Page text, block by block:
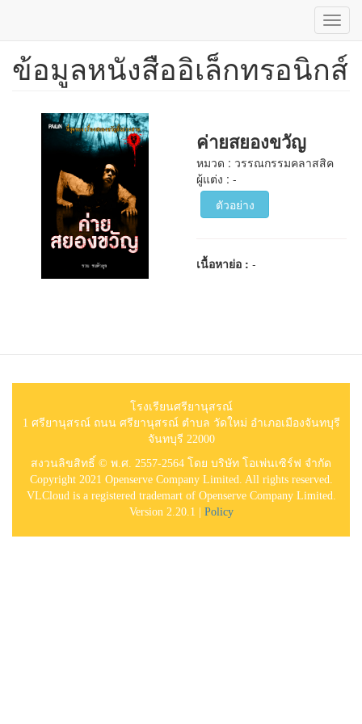
ข้าม
ข้อมูลหนังสืออิเล็กทรอนิกส์
ค่ายสยองขวัญ
หมวด : วรรณกรรมคลาสสิค
ผู้แต่ง : -
ตัวอย่าง
เนื้อหาย่อ :-
โรงเรียนศรียานุสรณ์
1 ศรียานุสรณ์ ถนน ศรียานุสรณ์ ตำบล วัดใหม่ อำเภอเมืองจันทบุรี
จันทบุรี 22000
สงวนลิขสิทธิ์ © พ.ศ. 2557-2564 โดย บริษัท โอเพ่นเซิร์ฟ จำกัด
Copyright 2021 Openserve Company Limited. All rights reserved.
VLCloud is a registered trademart of Openserve Company Limited.
Version 2.20.1 | Policy